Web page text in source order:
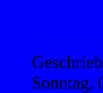
Sonntag,